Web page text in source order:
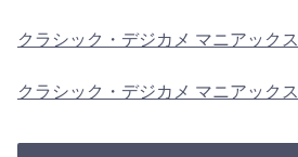
クラシック・デジカメ マニアックス
クラシック・デジカメ マニアックス